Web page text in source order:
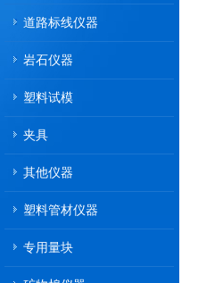
道路标线仪器
岩石仪器
塑料试模
夹具
其他仪器
塑料管材仪器
专用量块